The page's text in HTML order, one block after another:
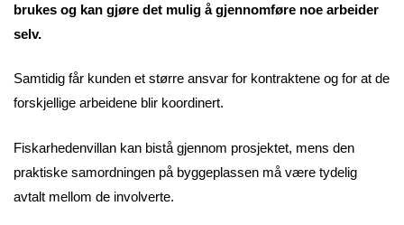
brukes og kan gjøre det mulig å gjennomføre noe arbeider
selv.
Samtidig får kunden et større ansvar for kontraktene og for at de
forskjellige arbeidene blir koordinert.
Fiskarhedenvillan kan bistå gjennom prosjektet, mens den
praktiske samordningen på byggeplassen må være tydelig
avtalt mellom de involverte.